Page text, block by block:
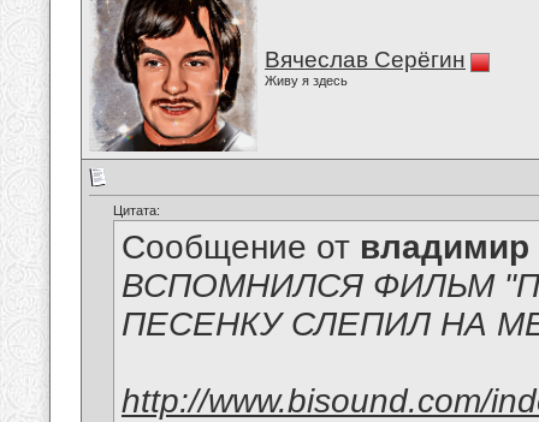
Вячеслав Серёгин
Живу я здесь
Цитата:
Сообщение от владимир
ВСПОМНИЛСЯ ФИЛЬМ
ПЕСЕНКУ СЛЕПИЛ НА
http://www.bisound.com/